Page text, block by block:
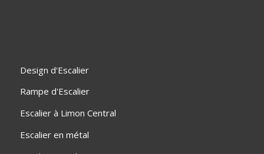
Design d'Escalier
Rampe d'Escalier
Escalier à Limon Central
Escalier en métal